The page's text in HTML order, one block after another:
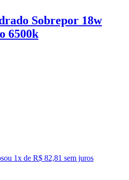
Sobrepor 18w
6500k
ou 1x de R$ 82,81 sem juros